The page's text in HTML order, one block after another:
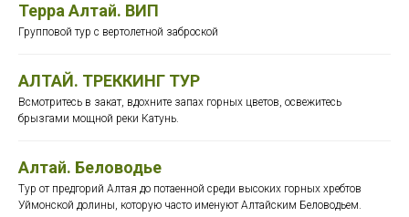
Терра Алтай. ВИП
Групповой тур с вертолетной заброской
АЛТАЙ. ТРЕККИНГ ТУР
Всмотритесь в закат, вдохните запах горных цветов, освежитесь
брызгами мощной реки Катунь.
Алтай. Беловодье
Тур от предгорий Алтая до потаенной среди высоких горных хребтов
Уймонской долины, которую часто именуют Алтайским Беловодьем.